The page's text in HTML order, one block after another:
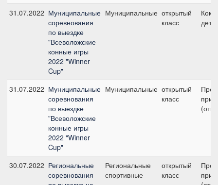
31.07.2022 Муниципальные
соревнования
по выездке
"Всеволожские
конные игры
2022 "Winner
Cup"
Муниципальные открытый
класс
дети
31.07.2022 Муниципальные
соревнования
по выездке
"Всеволожские
конные игры
2022 "Winner
Cup"
Муниципальные открытый
класс
30.07.2022 Региональные
соревнования
Региональные
спортивные
открытый
класс